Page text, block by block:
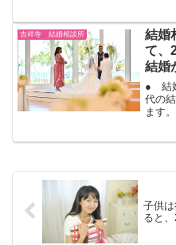
る人
多い
吉祥寺 結婚相談所
結婚
て、
結婚
● 結
代の
ます
子供
ると、